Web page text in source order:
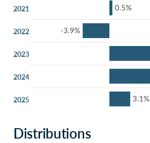
0.5%
-3.9%
3.1%
2021
2022
2023
2024
2025
Distributions